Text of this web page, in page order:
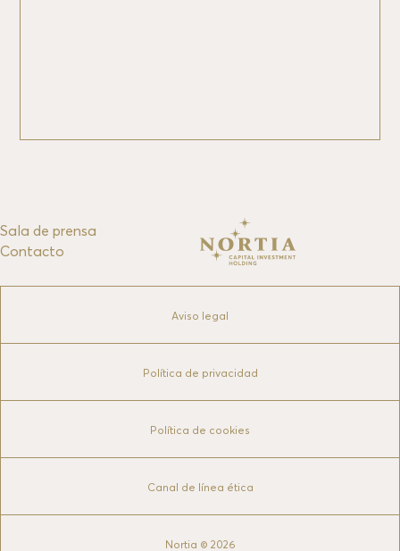
Sala de prensa
Contacto
Aviso legal
Política de privacidad
Política de cookies
Canal de línea ética
Nortia © 2026